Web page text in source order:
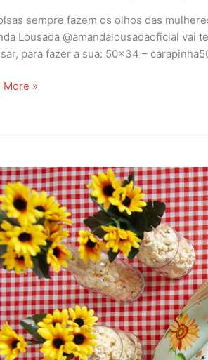
sempre fazem os olhos das
Lousada @amandalousadaoficial vai
para fazer a sua: 50×34 –
More »